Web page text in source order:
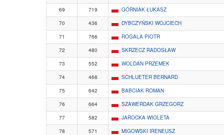
69
719
GÓRNIAK ŁUKASZ
70
436
DYBCZYŃSKI WOJCIECH
71
766
ROGALA PIOTR
72
480
SKRZECZ RADOSŁAW
73
552
WOLDAN PRZEMEK
74
468
SCHLUETER BERNARD
75
642
BABCIAK ROMAN
76
664
SZAWERDAK GRZEGORZ
77
582
JAROCKA WIOLETA
78
571
MIGOWSKI IRENEUSZ